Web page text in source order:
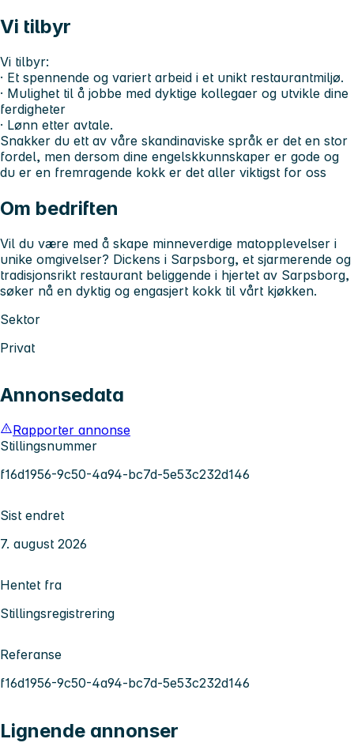
Vi tilbyr
Vi tilbyr:
· Et spennende og variert arbeid i et unikt restaurantmiljø.
· Mulighet til å jobbe med dyktige kollegaer og utvikle dine
ferdigheter
· Lønn etter avtale.
Snakker du ett av våre skandinaviske språk er det en stor
fordel, men dersom dine engelskkunnskaper er gode og
du er en fremragende kokk er det aller viktigst for oss
Om bedriften
Vil du være med å skape minneverdige matopplevelser i
unike omgivelser? Dickens i Sarpsborg, et sjarmerende og
tradisjonsrikt restaurant beliggende i hjertet av Sarpsborg,
søker nå en dyktig og engasjert kokk til vårt kjøkken.
Sektor
Privat
Annonsedata
Rapporter annonse
Stillingsnummer
f16d1956-9c50-4a94-bc7d-5e53c232d146
Sist endret
7. august 2026
Hentet fra
Stillingsregistrering
Referanse
f16d1956-9c50-4a94-bc7d-5e53c232d146
Lignende annonser